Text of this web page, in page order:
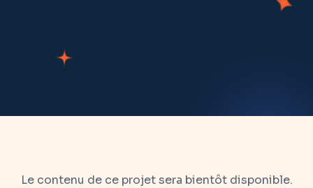
Le contenu de ce projet sera bientôt disponible.